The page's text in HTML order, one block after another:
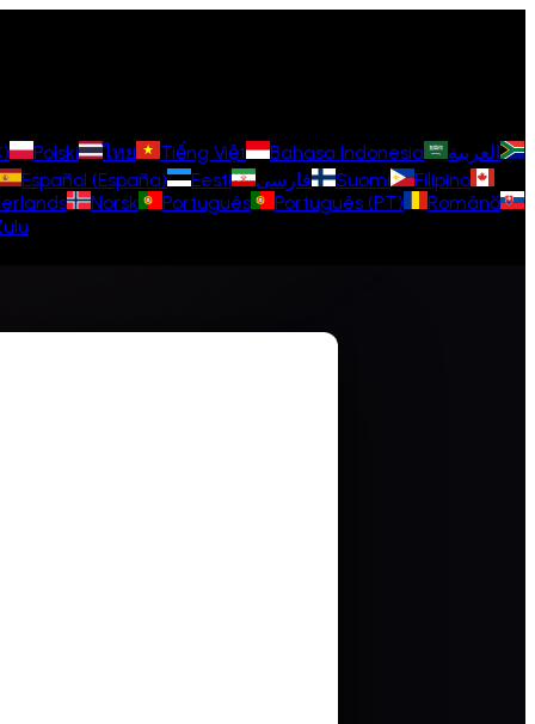
Polski ไทย Tiếng Việt Bahasa Indonesia
العربية
Español (España) Eesti فارسی Suomi
Filipino
Norsk Português Português (PT)
Română